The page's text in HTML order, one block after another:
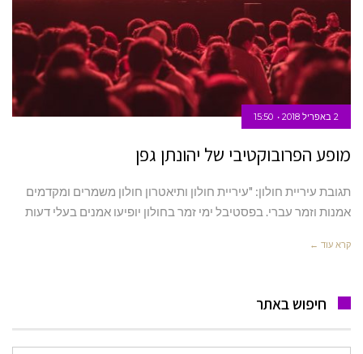
2 באפריל 2018 15:50
מופע הפרובוקטיבי של יהונתן גפן
תגובת עיריית חולון: "עיריית חולון ותיאטרון חולון משמרים ומקדמים
אמנות וזמר עברי. בפסטיבל ימי זמר בחולון יופיעו אמנים בעלי דעות
קרא עוד ←
חיפוש באתר